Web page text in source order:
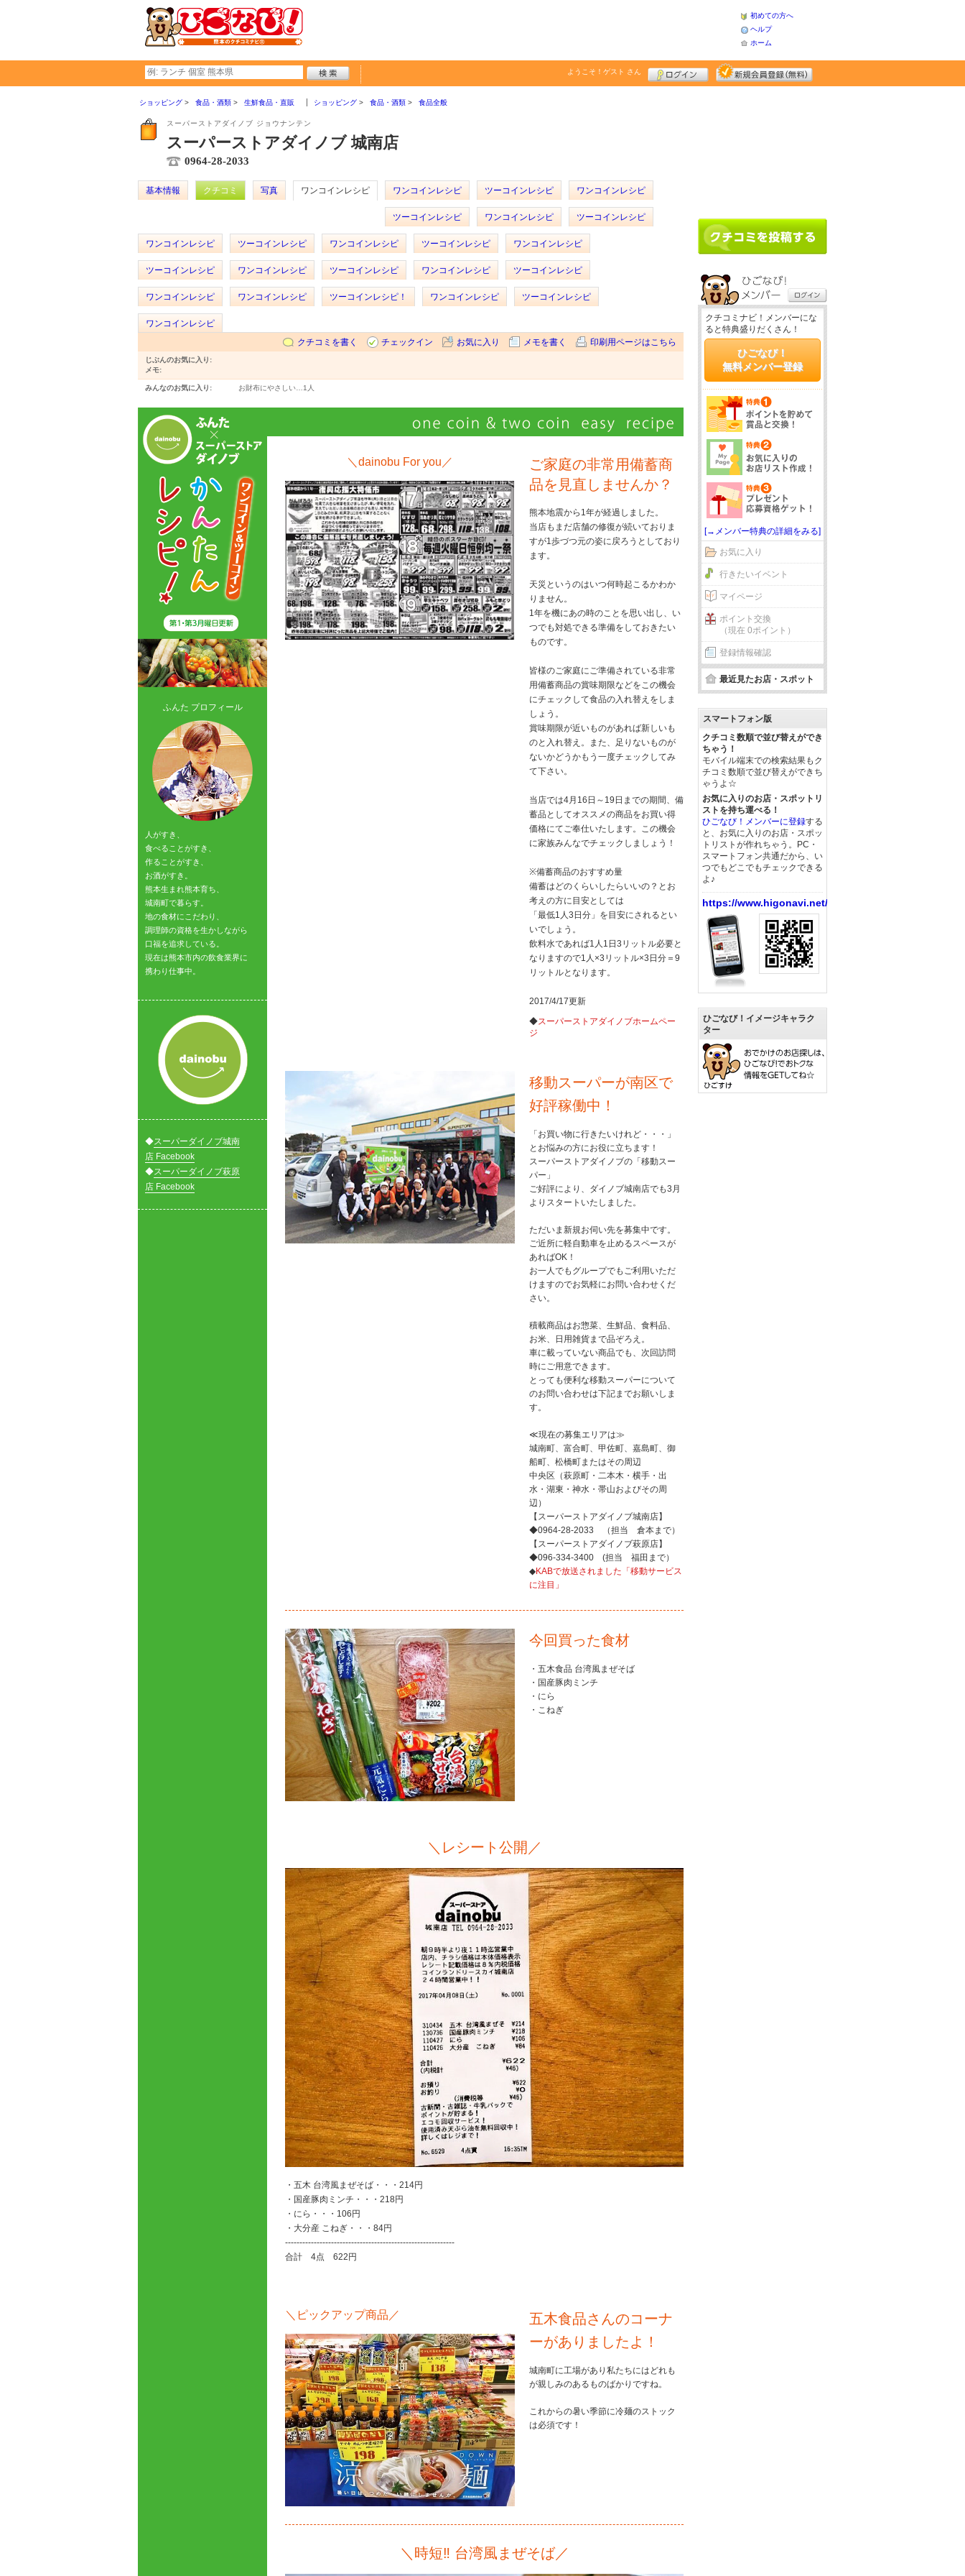
初めての方へ
ヘルプ
ホーム
ようこそ！ ゲスト さん
ショッピング 食品・酒類 生鮮食品・直販 ショッピング 食品・酒類 食品全般
スーパーストアダイノブ ジョウナンテン
スーパーストアダイノブ 城南店
0964-28-2033
基本情報 クチコミ 写真 ワンコインレシピ ワンコインレシピ ツーコインレシピ ワンコインレシピ
ツーコインレシピ ワンコインレシピ ツーコインレシピ
ワンコインレシピ ツーコインレシピ ワンコインレシピ ツーコインレシピ ワンコインレシピ
ツーコインレシピ ワンコインレシピ ツーコインレシピ ワンコインレシピ ツーコインレシピ
ワンコインレシピ ワンコインレシピ ツーコインレシピ！ ワンコインレシピ ツーコインレシピ
ワンコインレシピ
クチコミを書く
チェックイン お気に入り メモを書く 印刷用ページはこちら
じぶんのお気に入り:
メモ:
みんなのお気に入り: お財布にやさしい… 1人
＼dainobu For you／
ご家庭の非常用備蓄商
品を見直しませんか？
熊本地震から1年が経過しました。
当店もまだ店舗の修復が続いておりま
すが1歩づつ元の姿に戻ろうとしており
ます。
天災というのはいつ何時起こるかわか
りません。
1年を機にあの時のことを思い出し、い
つでも対処できる準備をしておきたい
ものです。
皆様のご家庭にご準備されている非常
用備蓄商品の賞味期限などをこの機会
にチェックして食品の入れ替えをしま
しょう。
賞味期限が近いものがあれば新しいも
のと入れ替え。また、足りないものが
ないかどうかもう一度チェックしてみ
て下さい。
当店では4月16日～19日までの期間、備
蓄品としてオススメの商品をお買い得
価格にてご奉仕いたします。この機会
に家族みんなでチェックしましょう！
※備蓄商品のおすすめ量
備蓄はどのくらいしたらいいの？とお
考えの方に目安としては
「最低1人3日分」を目安にされるとい
いでしょう。
飲料水であれば1人1日3リットル必要と
なりますので1人×3リットル×3日分＝9
リットルとなります。
2017/4/17更新
◆スーパーストアダイノブホームペー
ジ
移動スーパーが南区で
好評稼働中！
「お買い物に行きたいけれど・・・」
とお悩みの方にお役に立ちます！
スーパーストアダイノブの「移動スー
パー」
ご好評により、ダイノブ城南店でも3月
よりスタートいたしました。
ただいま新規お伺い先を募集中です。
ご近所に軽自動車を止めるスペースが
あればOK！
お一人でもグループでもご利用いただ
けますのでお気軽にお問い合わせくだ
さい。
積載商品はお惣菜、生鮮品、食料品、
お米、日用雑貨まで品ぞろえ。
車に載っていない商品でも、次回訪問
時にご用意できます。
とっても便利な移動スーパーについて
のお問い合わせは下記までお願いしま
す。
≪現在の募集エリアは≫
城南町、富合町、甲佐町、嘉島町、御
船町、松橋町またはその周辺
中央区（萩原町・二本木・横手・出
水・湖東・神水・帯山およびその周
辺）
【スーパーストアダイノブ城南店】
◆0964-28-2033 （担当 倉本まで）
【スーパーストアダイノブ萩原店】
◆096-334-3400 (担当 福田まで）
◆KABで放送されました「移動サービス
に注目」
今回買った食材
・五木食品 台湾風まぜそば
・国産豚肉ミンチ
・にら
・こねぎ
＼レシート公開／
・五木 台湾風まぜそば・・・214円
・国産豚肉ミンチ・・・218円
・にら・・・106円
・大分産 こねぎ・・・84円
-----------------------------------------------------------
合計 4点 622円
＼ピックアップ商品／
五木食品さんのコーナ
ーがありましたよ！
城南町に工場があり私たちにはどれも
が親しみのあるものばかりですね。
これからの暑い季節に冷麺のストック
は必須です！
＼時短‼︎ 台湾風まぜそば／
ふんた プロフィール
人がすき、
食べることがすき、
作ることがすき、
お酒がすき。
熊本生まれ熊本育ち、
城南町で暮らす。
地の食材にこだわり、
調理師の資格を生かしながら
口福を追求している。
現在は熊本市内の飲食業界に
携わり仕事中。
◆スーパーダイノブ城南
店 Facebook
◆スーパーダイノブ萩原
店 Facebook
クチコミナビ！メンバーにな
ると特典盛りだくさん！
ひごなび！
無料メンバー登録
[→メンバー特典の詳細をみる]
お気に入り
行きたいイベント
マイページ
ポイント交換
（現在 0ポイント）
登録情報確認
最近見たお店・スポット
スマートフォン版
クチコミ数順で並び替えができ
ちゃう！
モバイル端末での検索結果もク
チコミ数順で並び替えができち
ゃうよ☆
お気に入りのお店・スポットリ
ストを持ち運べる！
ひごなび！メンバーに登録する
と、お気に入りのお店・スポッ
トリストが作れちゃう。PC・
スマートフォン共通だから、い
つでもどこでもチェックできる
よ♪
https://www.higonavi.net/
ひごなび！イメージキャラク
ター